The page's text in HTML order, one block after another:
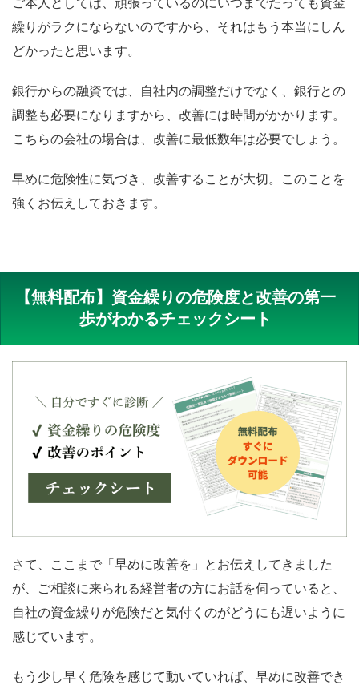
繰りがラクにならないのですから、それはもう本当にしん
どかったと思います。
銀行からの融資では、自社内の調整だけでなく、銀行との
調整も必要になりますから、改善には時間がかかります。
こちらの会社の場合は、改善に最低数年は必要でしょう。
早めに危険性に気づき、改善することが大切。このことを
強くお伝えしておきます。
【無料配布】資金繰りの危険度と改善の第一
歩がわかるチェックシート
さて、ここまで「早めに改善を」とお伝えしてきました
が、ご相談に来られる経営者の方にお話を伺っていると、
自社の資金繰りが危険だと気付くのがどうにも遅いように
感じています。
もう少し早く危険を感じて動いていれば、早めに改善でき